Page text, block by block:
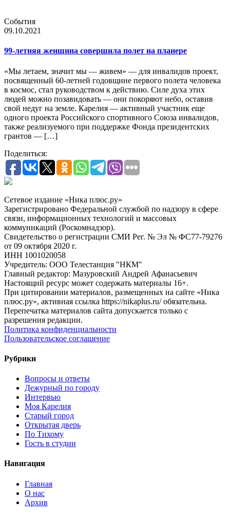
События
09.10.2021
99-летняя женщина совершила полет на планере
«Мы летаем, значит мы — живем» — для инвалидов проект,
посвященный 60-летней годовщине первого полета человека
в космос, стал руководством к действию. Силе духа этих
людей можно позавидовать — они покоряют небо, оставив
свой недуг на земле. Карелия — активный участник еще
одного проекта Российского спортивного Союза инвалидов,
также реализуемого при поддержке Фонда президентских
грантов — […]
Поделиться:
Сетевое издание «Ника плюс.ру»
Зарегистрировано Федеральной службой по надзору в сфере
связи, информационных технологий и массовых
коммуникаций (Роскомнадзор).
Свидетельство о регистрации СМИ Рег. № Эл № ФС77-79276
от 09 октября 2020 г.
ИНН 1001020058
Учредитель: ООО Телестанция "НКМ"
Главный редактор: Мазуровский Андрей Афанасьевич
Настоящий ресурс может содержать материалы 16+.
При цитировании материалов, размещенных на сайте «Ника
плюс.ру», активная ссылка https://nikaplus.ru/ обязательна.
Перепечатка материалов сайта допускается только с
разрешения редакции.
Политика конфиденциальности
Пользовательское соглашение
Рубрики
Вопросы и ответы
Дежурный по городу
Интервью
Моя Карелия
Старый город
Открытая дверь
По Тихому
Гость в студии
Навигация
Главная
О нас
Архив